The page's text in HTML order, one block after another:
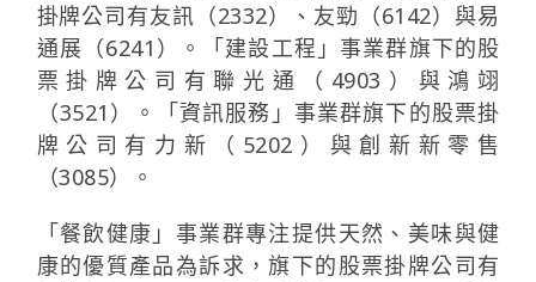
掛牌公司有友訊（2332）、友勁（6142）與易
通展（6241）。「建設工程」事業群旗下的股
票掛牌公司有聯光通（4903）與鴻翊
（3521）。「資訊服務」事業群旗下的股票掛
牌公司有力新（5202）與創新新零售
（3085）。
「餐飲健康」事業群專注提供天然、美味與健
康的優質產品為訴求，旗下的股票掛牌公司有